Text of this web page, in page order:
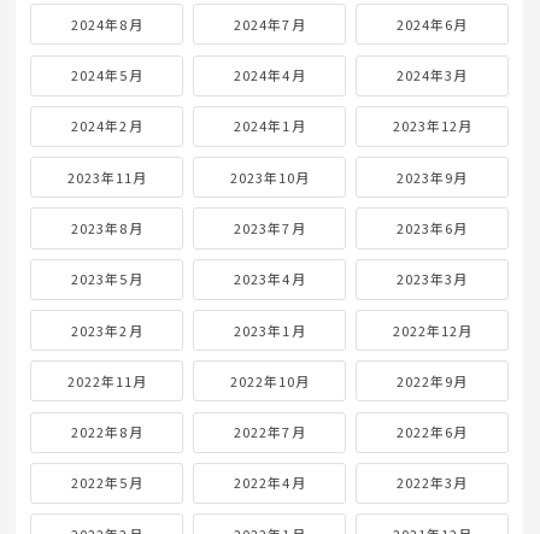
2024年8月 2024年7月 2024年6月
2024年5月 2024年4月 2024年3月
2024年2月 2024年1月 2023年12月
2023年11月 2023年10月 2023年9月
2023年8月 2023年7月 2023年6月
2023年5月 2023年4月 2023年3月
2023年2月 2023年1月 2022年12月
2022年11月 2022年10月 2022年9月
2022年8月 2022年7月 2022年6月
2022年5月 2022年4月 2022年3月